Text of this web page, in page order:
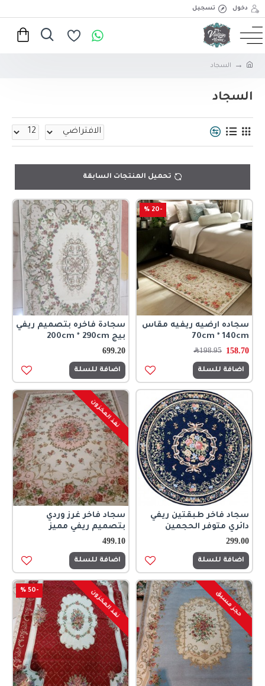
دخول تسجيل
السجاد
السجاد
تحميل المنتجات السابقة
-20 %
سجاده ارضيه ريفيه مقاس
70cm * 140cm
158.70
198.95﷼
اضافة للسلة
سجادة فاخره بتصميم ريفي
بيج 200cm * 290cm
699.20
اضافة للسلة
سجاد فاخر طبقتين ريفي
دائري متوفر الحجمين
299.00
اضافة للسلة
نفذ المخزون
سجاد فاخر غرز وردي
بتصميم ريفي مميز
499.10
اضافة للسلة
حجز مسبق -50 % نفذ المخزون